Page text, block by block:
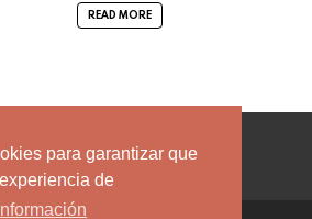
para garantizar que
de
READ MORE